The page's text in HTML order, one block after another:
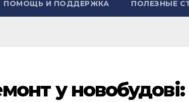
ПОМОЩЬ И ПОДДЕРЖКА ПОЛЕЗНЫЕ
у новобудові: